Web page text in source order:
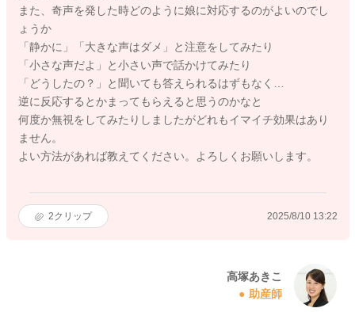
また、奇声を発した時どのように娘に対応するのがよいのでし
ょうか
「静かに」「大きな声はダメ」と注意をしてみたり
「小さな声だよ」と小さい声で話かけてみたり
「どうしたの？」と聞いても答えられるはずもなく…
逆に反応するとかまってもらえると思うのかなと
何度か無視をしてみたりしましたがどれもイマイチ効果はあり
ません。
よい方法があれば教えてください。よろしくお願いします。
2クリップ 2025/8/10 13:22
高塚あきこ
助産師